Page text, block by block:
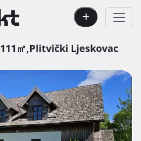
111㎡,Plitvički Ljeskovac